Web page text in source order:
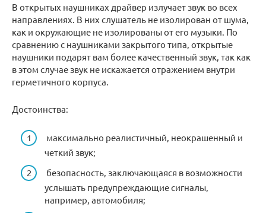
В открытых наушниках драйвер излучает звук во всех
направлениях. В них слушатель не изолирован от шума,
как и окружающие не изолированы от его музыки. По
сравнению с наушниками закрытого типа, открытые
наушники подарят вам более качественный звук, так как
в этом случае звук не искажается отражением внутри
герметичного корпуса.
Достоинства:
максимально реалистичный, неокрашенный и
четкий звук;
безопасность, заключающаяся в возможности
услышать предупреждающие сигналы,
например, автомобиля;